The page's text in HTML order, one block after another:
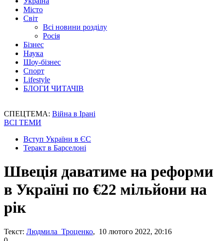
Місто
Світ
Всі новини розділу
Росія
Бізнес
Наука
Шоу-бізнес
Спорт
Lifestyle
БЛОГИ ЧИТАЧІВ
СПЕЦТЕМА: Війна в Ірані
ВСІ ТЕМИ
Вступ України в ЄС
Теракт в Барселоні
Швеція даватиме на реформи
в Україні по €22 мільйони на
рік
Текст: Людмила Троценко, 10 лютого 2022, 20:16